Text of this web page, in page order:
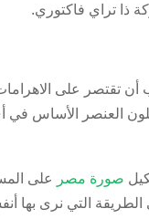
ذا تراي فاكتوري.
على الاهرامات
العنصر الأساس في
صورة مصر
على
التي نرى بها